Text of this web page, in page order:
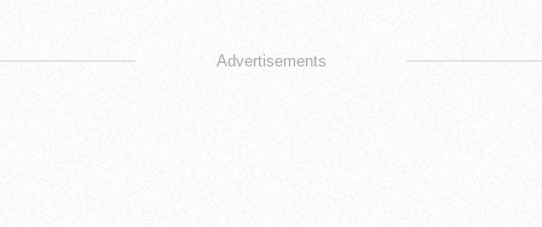
Advertisements